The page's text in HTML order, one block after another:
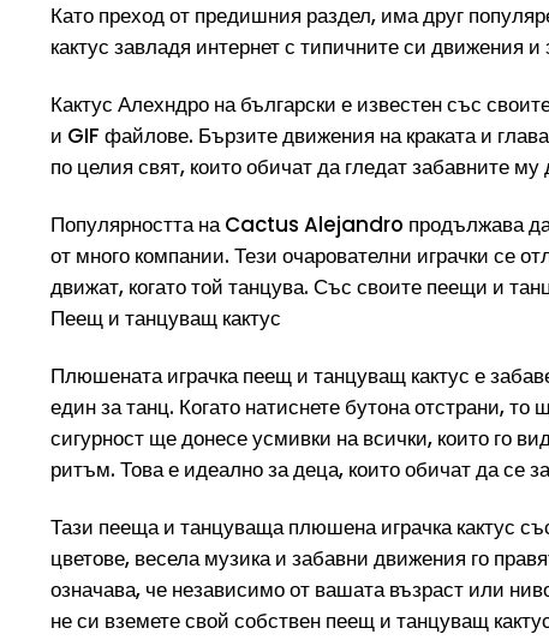
Като преход от предишния раздел, има друг
кактус завладя интернет с типичните си движения
Кактус Алехндро на български е известен със
и GIF файлове. Бързите движения на краката и
по целия свят, които обичат да гледат забавните
Популярността на Cactus Alejandro продължава да
от много компании. Тези очарователни играчки се
движат, когато той танцува. Със своите пеещи и
Пеещ и танцуващ кактус
Плюшената играчка пеещ и танцуващ кактус е
един за танц. Когато натиснете бутона отстрани,
сигурност ще донесе усмивки на всички, които го
ритъм. Това е идеално за деца, които обичат да се
Тази пееща и танцуваща плюшена играчка кактус
цветове, весела музика и забавни движения го
означава, че независимо от вашата възраст или
не си вземете свой собствен пеещ и танцуващ